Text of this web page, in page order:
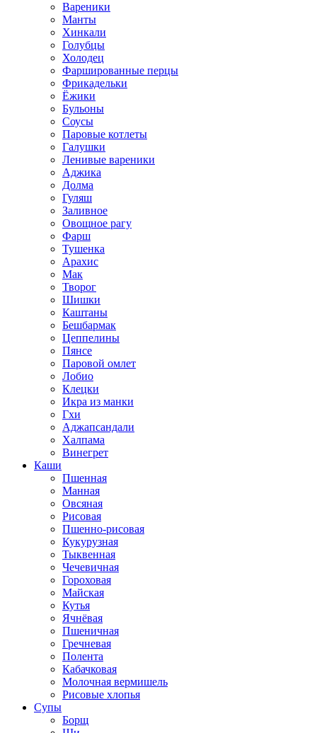
Вареники
Манты
Хинкали
Голубцы
Холодец
Фаршированные перцы
Фрикадельки
Ёжики
Бульоны
Соусы
Паровые котлеты
Галушки
Ленивые вареники
Аджика
Долма
Гуляш
Заливное
Овощное рагу
Фарш
Тушенка
Арахис
Мак
Творог
Шишки
Каштаны
Бешбармак
Цеппелины
Пянсе
Паровой омлет
Лобио
Клецки
Икра из манки
Гхи
Аджапсандали
Халпама
Винегрет
Каши
Пшенная
Манная
Овсяная
Рисовая
Пшенно-рисовая
Кукурузная
Тыквенная
Чечевичная
Гороховая
Майская
Кутья
Ячнёвая
Пшеничная
Гречневая
Полента
Кабачковая
Молочная вермишель
Рисовые хлопья
Супы
Борщ